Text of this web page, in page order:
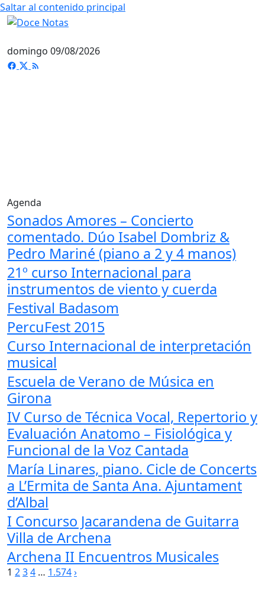
Saltar al contenido principal
domingo 09/08/2026
Agenda
Sonados Amores – Concierto
comentado. Dúo Isabel Dombriz &
Pedro Mariné (piano a 2 y 4 manos)
21º curso Internacional para
instrumentos de viento y cuerda
Festival Badasom
PercuFest 2015
Curso Internacional de interpretación
musical
Escuela de Verano de Música en
Girona
IV Curso de Técnica Vocal, Repertorio y
Evaluación Anatomo – Fisiológica y
Funcional de la Voz Cantada
María Linares, piano. Cicle de Concerts
a L’Ermita de Santa Ana. Ajuntament
d’Albal
I Concurso Jacarandena de Guitarra
Villa de Archena
Archena II Encuentros Musicales
Paginación
1 234 … 1.574›